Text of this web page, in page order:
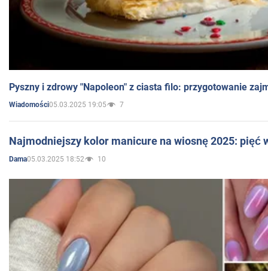
Pyszny i zdrowy "Napoleon" z ciasta filo: przygotowanie
Wiadomości05.03.2025 19:05 7
Najmodniejszy kolor manicure na wiosnę 2025: pięć
Dama05.03.2025 18:52 10